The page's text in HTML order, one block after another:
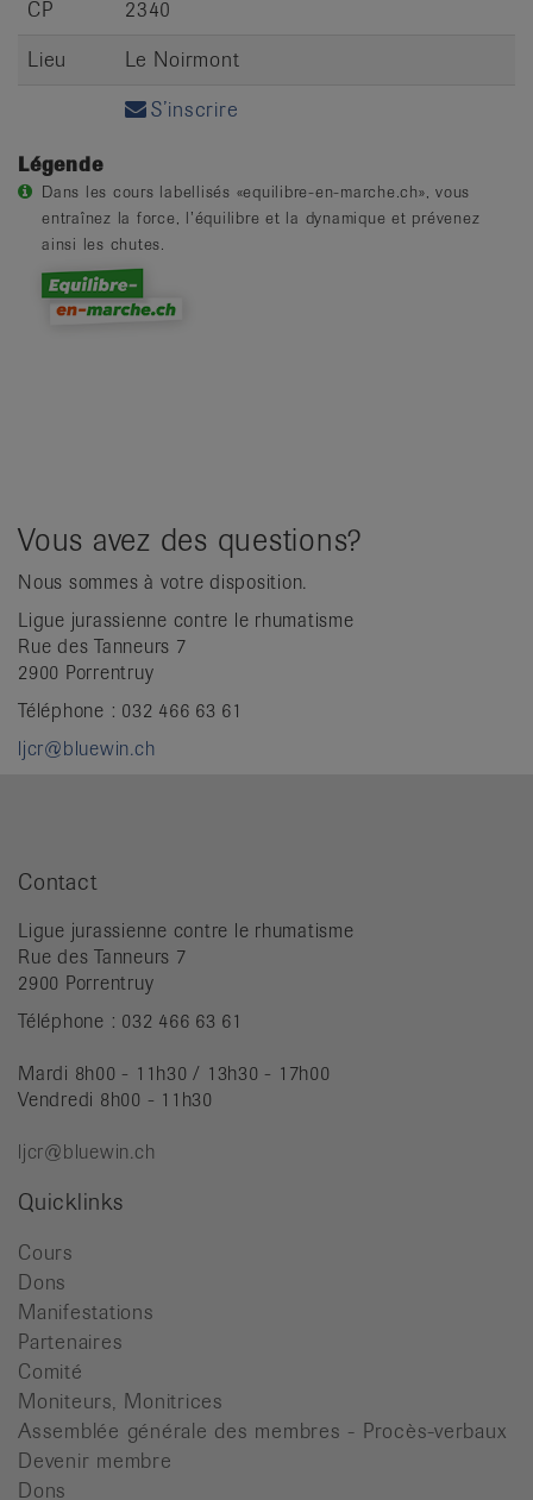
CP
2340
Lieu
Le Noirmont
S’inscrire
Légende
Dans les cours labellisés «equilibre-en-marche.ch», vous
entraînez la force, l’équilibre et la dynamique et prévenez
ainsi les chutes.
Vous avez des questions?
Nous sommes à votre disposition.
Ligue jurassienne contre le rhumatisme
Rue des Tanneurs 7
2900 Porrentruy
Téléphone : 032 466 63 61
ljcr@bluewin.ch
Contact
Ligue jurassienne contre le rhumatisme
Rue des Tanneurs 7
2900 Porrentruy
Téléphone : 032 466 63 61
Mardi 8h00 - 11h30 / 13h30 - 17h00
Vendredi 8h00 - 11h30
ljcr@bluewin.ch
Quicklinks
Cours
Dons
Manifestations
Partenaires
Comité
Moniteurs, Monitrices
Assemblée générale des membres - Procès-verbaux
Devenir membre
Dons